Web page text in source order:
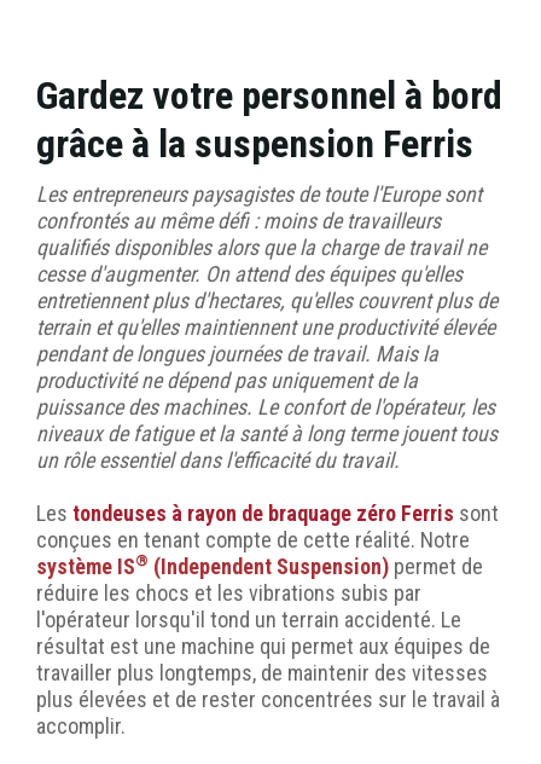
Gardez votre personnel à bord
grâce à la suspension Ferris
Les entrepreneurs paysagistes de toute l'Europe sont
confrontés au même défi : moins de travailleurs
qualifiés disponibles alors que la charge de travail ne
cesse d'augmenter. On attend des équipes qu'elles
entretiennent plus d'hectares, qu'elles couvrent plus de
terrain et qu'elles maintiennent une productivité élevée
pendant de longues journées de travail. Mais la
productivité ne dépend pas uniquement de la
puissance des machines. Le confort de l'opérateur, les
niveaux de fatigue et la santé à long terme jouent tous
un rôle essentiel dans l'efficacité du travail.
Les tondeuses à rayon de braquage zéro Ferris sont
conçues en tenant compte de cette réalité. Notre
système IS® (Independent Suspension) permet de
réduire les chocs et les vibrations subis par
l'opérateur lorsqu'il tond un terrain accidenté. Le
résultat est une machine qui permet aux équipes de
travailler plus longtemps, de maintenir des vitesses
plus élevées et de rester concentrées sur le travail à
accomplir.